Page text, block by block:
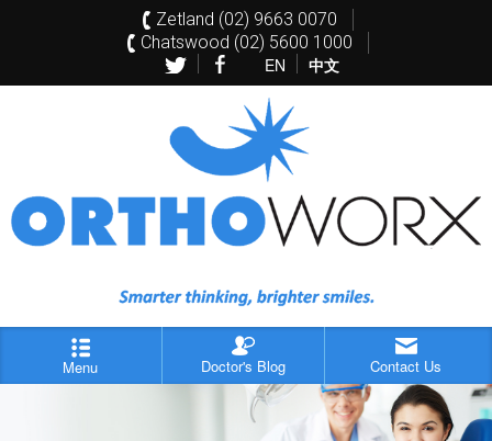
Zetland (02) 9663 0070
Chatswood (02) 5600 1000
EN 中文
Menu Doctor's Blog Contact Us